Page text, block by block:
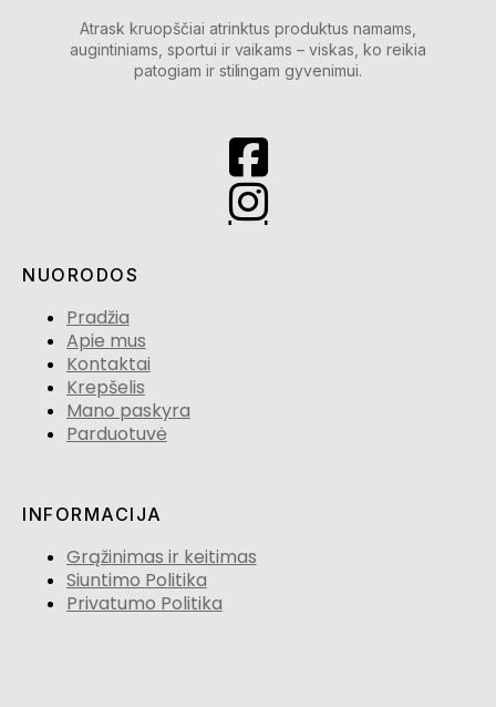
Atrask kruopščiai atrinktus produktus namams,
augintiniams, sportui ir vaikams – viskas, ko reikia
patogiam ir stilingam gyvenimui.
NUORODOS
Pradžia
Apie mus
Kontaktai
Krepšelis
Mano paskyra
Parduotuvė
INFORMACIJA
Grąžinimas ir keitimas
Siuntimo Politika
Privatumo Politika